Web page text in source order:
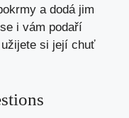
a dodá jim
i vám podaří
si její chuť